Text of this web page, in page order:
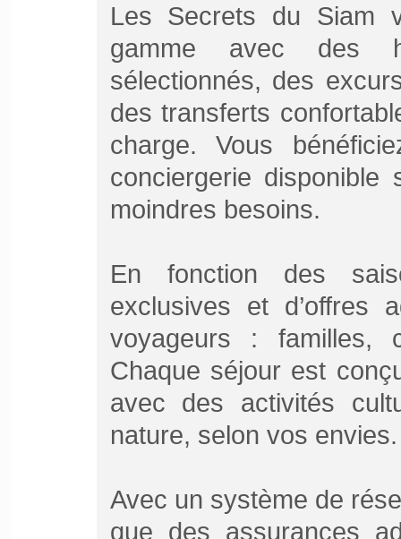
Les Secrets du Siam
gamme avec des
sélectionnés, des
des transferts
charge. Vous
conciergerie
moindres besoins.
En fonction des
exclusives et d’offres
voyageurs : familles,
Chaque séjour est
avec des activités
nature, selon vos envies.
Avec un système de
que des assurances